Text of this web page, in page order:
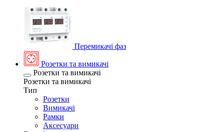
Перемикачі фаз
Розетки та вимикачі
Розетки та вимикачі
Розетки та вимикачі
Тип
Розетки
Вимикачі
Рамки
Аксесуари